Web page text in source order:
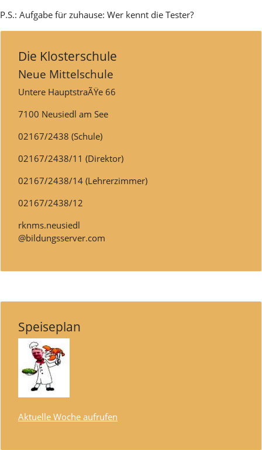
P.S.: Aufgabe für zuhause: Wer kennt die Tester?
Die Klosterschule
Neue Mittelschule
Untere HauptstraÃŸe 66
7100 Neusiedl am See
02167/2438 (Schule)
02167/2438/11 (Direktor)
02167/2438/14 (Lehrerzimmer)
02167/2438/12
rknms.neusiedl
@bildungsserver.com
Speiseplan
Aktuelle Woche aufrufen